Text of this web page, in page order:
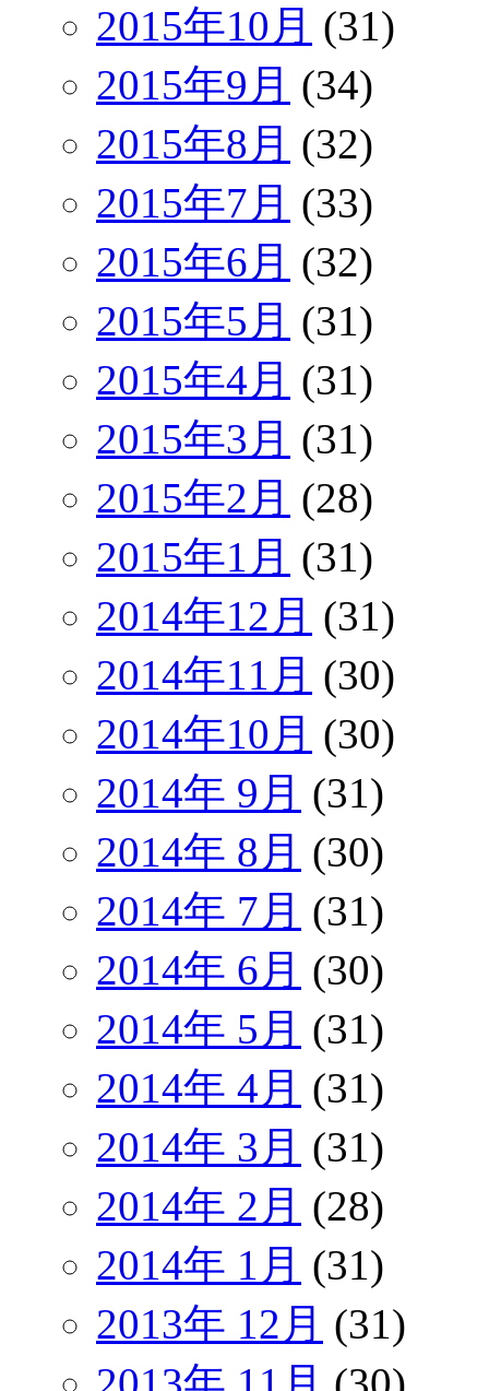
2015年10月 (31)
2015年9月 (34)
2015年8月 (32)
2015年7月 (33)
2015年6月 (32)
2015年5月 (31)
2015年4月 (31)
2015年3月 (31)
2015年2月 (28)
2015年1月 (31)
2014年12月 (31)
2014年11月 (30)
2014年10月 (30)
2014年 9月 (31)
2014年 8月 (30)
2014年 7月 (31)
2014年 6月 (30)
2014年 5月 (31)
2014年 4月 (31)
2014年 3月 (31)
2014年 2月 (28)
2014年 1月 (31)
2013年 12月 (31)